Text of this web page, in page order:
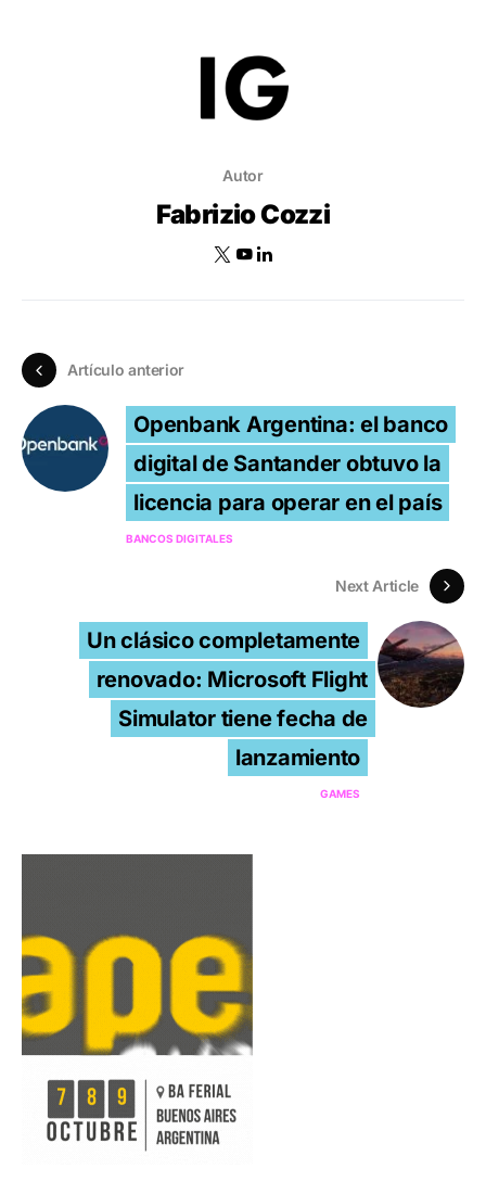
Autor
Fabrizio Cozzi
Artículo anterior
Openbank Argentina: el banco
digital de Santander obtuvo la
licencia para operar en el país
BANCOS DIGITALES
Next Article
Un clásico completamente
renovado: Microsoft Flight
Simulator tiene fecha de
lanzamiento
GAMES